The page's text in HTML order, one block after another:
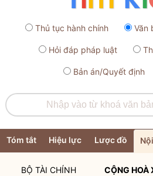
Thủ tục hành chính Văn
Hỏi đáp pháp luật
Bản án/Quyết định
Tóm tắt Hiệu lực Lược đồ
BỘ TÀI CHÍNH
CỘNG HOÀ